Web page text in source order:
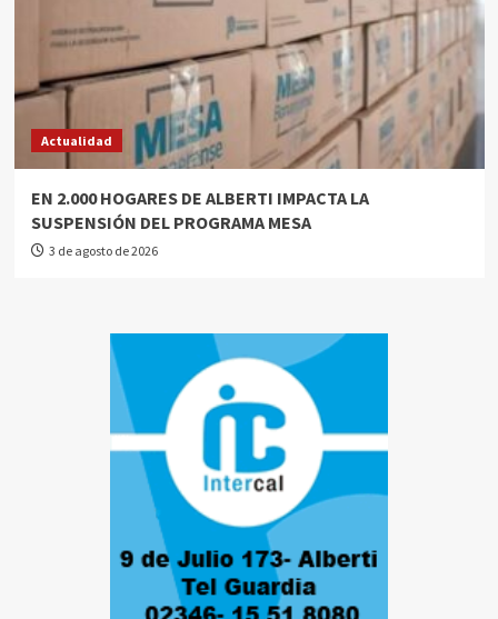
Actualidad
EN 2.000 HOGARES DE ALBERTI IMPACTA LA
SUSPENSIÓN DEL PROGRAMA MESA
3 de agosto de 2026